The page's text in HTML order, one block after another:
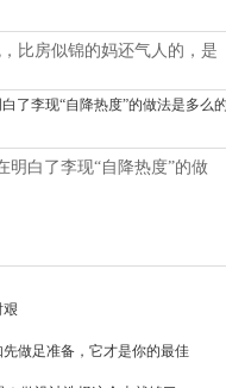
比房似锦的妈还气人的，是
明白了李现“自降热度”的做
艰
先做足准备，它才是你的最佳